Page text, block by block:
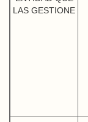
LAS GESTIONE